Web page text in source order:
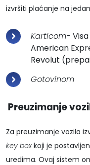
izvršiti plaćanje na
Karticom-
American
Revolut
Gotovinom
Preuzimanje
Za preuzimanje vozila
key boxkoji je
uredima. Ovaj sistem